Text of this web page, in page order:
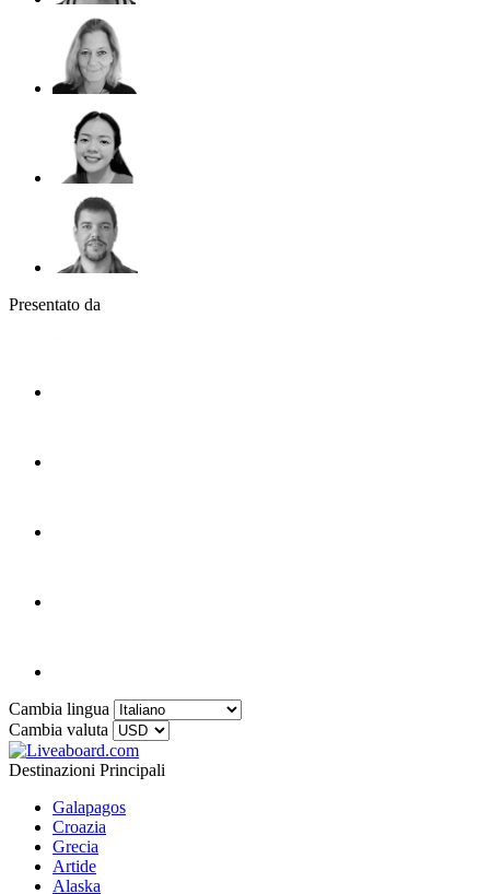
Presentato da
Cambia lingua
Cambia valuta
Destinazioni Principali
Galapagos
Croazia
Grecia
Artide
Alaska